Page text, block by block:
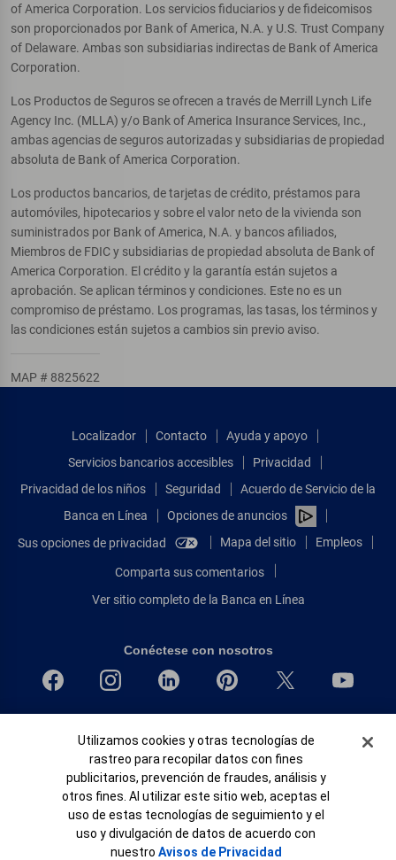
of America Corporation. Los servicios fiduciarios y de fideicomisos
son proporcionados por Bank of America, N.A. y U.S. Trust Company
of Delaware. Ambas son subsidiarias indirectas de Bank of America
Corporation.
Los Productos de Seguros se ofrecen a través de Merrill Lynch Life
Agency Inc. (MLLA) y/o Bank of America Insurance Services, Inc.,
ambas agencias de seguros autorizadas y subsidiarias de propiedad
absoluta de Bank of America Corporation.
Los productos bancarios, de tarjetas de crédito, préstamos para
automóviles, hipotecarios y sobre el valor neto de la vivienda son
suministrados por Bank of America, N.A. y bancos afiliados,
Miembros de FDIC y subsidiarias de propiedad absoluta de Bank of
America Corporation. El crédito y la garantía están sujetos a
aprobación. Se aplican términos y condiciones. Este no es un
compromiso de préstamo. Los programas, las tasas, los términos y
las condiciones están sujetos a cambios sin previo aviso.
MAP # 8825622
Localizador Contacto
Ayuda y apoyo
Servicios bancarios accesibles
Privacidad
Privacidad de los niños
Seguridad
Acuerdo de Servicio de la
Banca en Línea
Opciones de anuncios
Sus opciones de privacidad
Mapa del sitio Empleos
Comparta sus comentarios
Ver sitio completo de la Banca en Línea
Conéctese con nosotros
Igualdad de oportunidades en préstamos para viviendas
© 2026 Bank of America Corporation.
Todos Los Derechos Reservados.
Patente: patents.bankofamerica.com
Banner de Cookies
Utilizamos cookies y otras tecnologías de
rastreo para recopilar datos con fines
publicitarios, prevención de fraudes, análisis y
otros fines. Al utilizar este sitio web, aceptas el
uso de estas tecnologías de seguimiento y el
uso y divulgación de datos de acuerdo con
nuestro Avisos de Privacidad